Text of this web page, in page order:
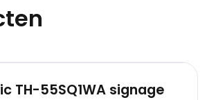
TH-55SQ1WA signage